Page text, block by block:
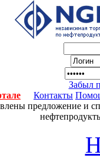
Забыл
Контакты
предложение и